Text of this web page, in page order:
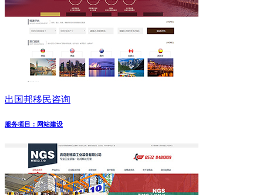
出国邦移民咨询
服务项目：网站建设